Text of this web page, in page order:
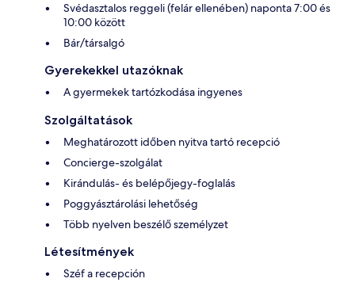
Svédasztalos reggeli (felár ellenében) naponta 7:00 és
10:00 között
Bár/társalgó
Gyerekekkel utazóknak
A gyermekek tartózkodása ingyenes
Szolgáltatások
Meghatározott időben nyitva tartó recepció
Concierge-szolgálat
Kirándulás- és belépőjegy-foglalás
Poggyásztárolási lehetőség
Több nyelven beszélő személyzet
Létesítmények
Széf a recepción